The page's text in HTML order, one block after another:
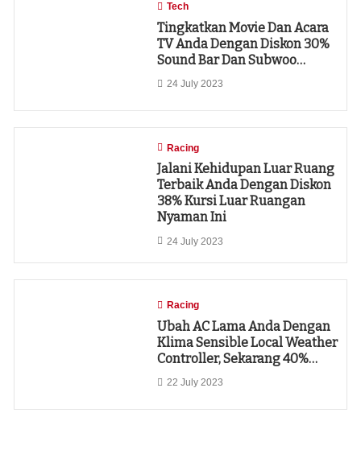
Tech
Tingkatkan Movie Dan Acara
TV Anda Dengan Diskon 30%
Sound Bar Dan Subwoo…
24 July 2023
Racing
Jalani Kehidupan Luar Ruang
Terbaik Anda Dengan Diskon
38% Kursi Luar Ruangan
Nyaman Ini
24 July 2023
Racing
Ubah AC Lama Anda Dengan
Klima Sensible Local Weather
Controller, Sekarang 40%…
22 July 2023